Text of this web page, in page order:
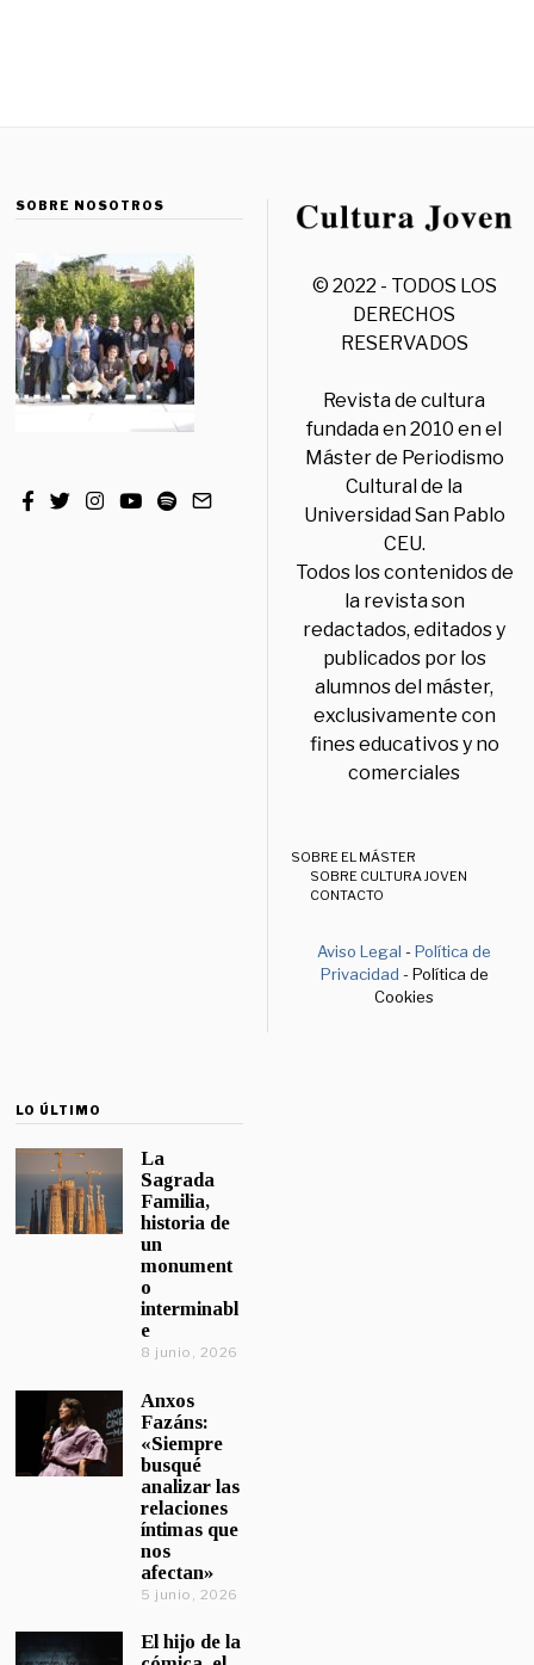
SOBRE NOSOTROS
© 2022 - TODOS LOS
DERECHOS
RESERVADOS
Revista de cultura
fundada en 2010 en el
Máster de Periodismo
Cultural de la
Universidad San Pablo
CEU.
Todos los contenidos de
la revista son
redactados, editados y
publicados por los
alumnos del máster,
exclusivamente con
fines educativos y no
comerciales
SOBRE EL MÁSTER
SOBRE CULTURA JOVEN
CONTACTO
Aviso Legal -Política de
Privacidad - Política de
Cookies
LO ÚLTIMO
La
Sagrada
Familia,
historia de
un
monument
o
interminabl
e
8 junio, 2026
Anxos
Fazáns:
«Siempre
busqué
analizar las
relaciones
íntimas que
nos
afectan»
5 junio, 2026
El hijo de la